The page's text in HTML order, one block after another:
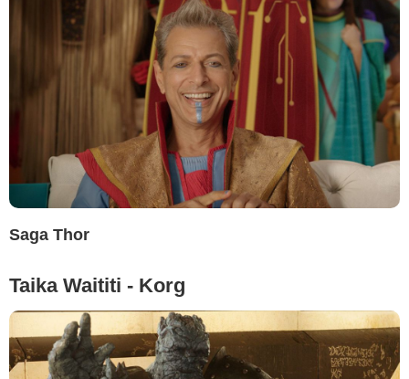
Saga Thor
Taika Waititi - Korg